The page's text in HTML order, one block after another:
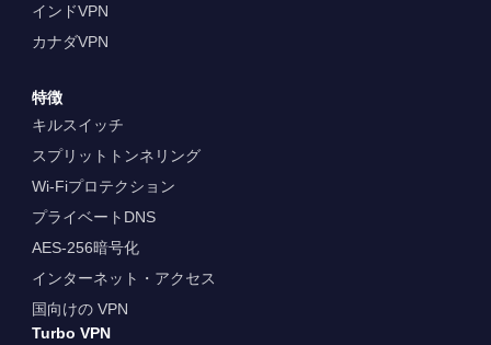
インドVPN
カナダVPN
特徴
キルスイッチ
スプリットトンネリング
Wi-Fiプロテクション
プライベートDNS
AES-256暗号化
インターネット・アクセス
国向けの VPN
Turbo VPN